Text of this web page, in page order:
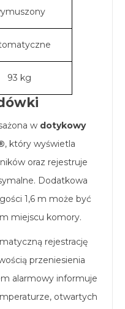
93 kg
w dotykowy
, który wyświetla
oraz rejestruje
Dodatkowa
1,6 m może być
miejscu komory.
rejestrację
przeniesienia
alarmowy informuje
otwartych